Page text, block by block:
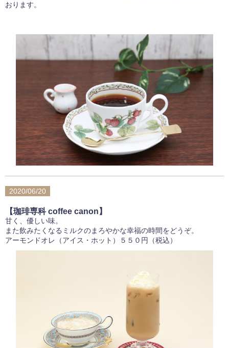
おります。
2020/06/20
【珈琲専科 coffee canon】
甘く、優しい味。
また飲みたくなるミルクのまろやかな幸福の時間をどうぞ。
アーモンドオレ（アイス・ホット）５５０円（税込）